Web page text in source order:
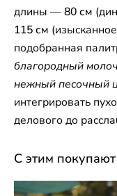
длины —80 см
115 см
подобранная
благородный
нежный песочный
интегрировать
делового до
С этим покупают